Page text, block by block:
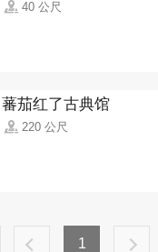
40 公尺
蕃茄红了古典馆
220 公尺
1